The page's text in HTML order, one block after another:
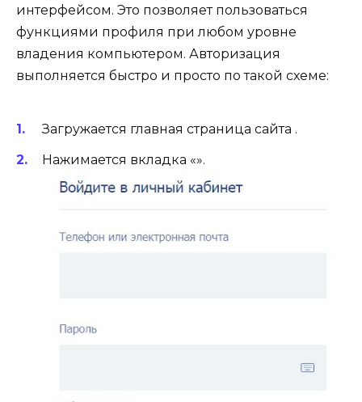
интерфейсом. Это позволяет пользоваться
функциями профиля при любом уровне
владения компьютером. Авторизация
выполняется быстро и просто по такой схеме:
Загружается главная страница сайта .
Нажимается вкладка «».